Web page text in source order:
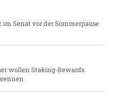
Senat vor der Sommerpause
wollen Staking-Rewards